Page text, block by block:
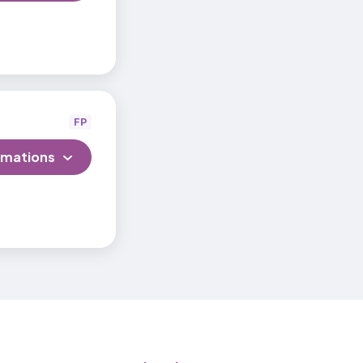
FP